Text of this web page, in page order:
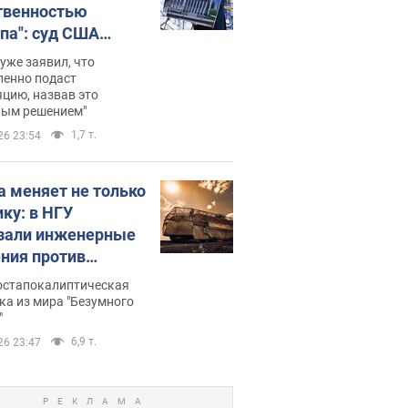
суд США
зала
400 млн
заявил, что
подаст
назвав это
решением"
23:54 1,7 т.
меняет не только
в НГУ
инженерные
против
FPV-
Фото
из мира "Безумного
23:47 6,9 т.